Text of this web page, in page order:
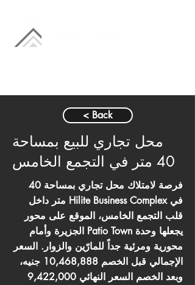
< Back
محل تجاري للبيع بمساحة
40 متر في التجمع الخامس
فرصة لامتلاك محل تجاري بمساحة 40
متر داخل Hilite Business Complex في
قلب التجمع الخامس، الموقع على محور
الجزيرة وأمام Patio Town يجعلها وحدة
محورية ومرئية جداً للمارّين والزوار. السعر
الإجمالي قبل الخصم 10,468,888 جنيه،
وبعد الخصم السعر النهائي 9,422,000